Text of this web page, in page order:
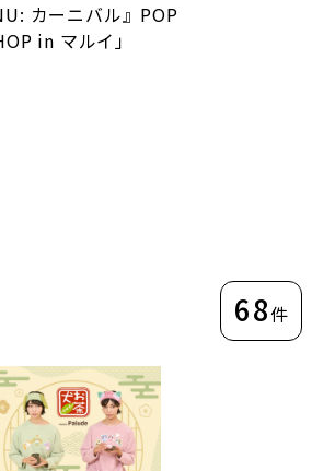
カーニバル』POP
in マルイ」
68件